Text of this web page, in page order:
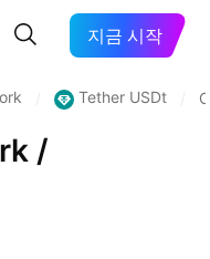
지금 시작
Tether USDt
/